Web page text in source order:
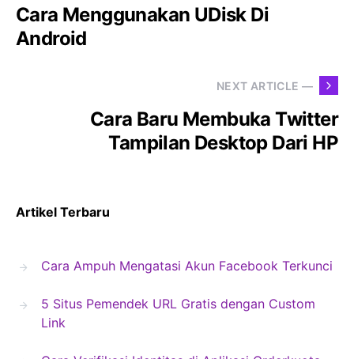
Cara Menggunakan UDisk Di
Android
NEXT ARTICLE —
Cara Baru Membuka Twitter
Tampilan Desktop Dari HP
Artikel Terbaru
Cara Ampuh Mengatasi Akun Facebook Terkunci
5 Situs Pemendek URL Gratis dengan Custom
Link